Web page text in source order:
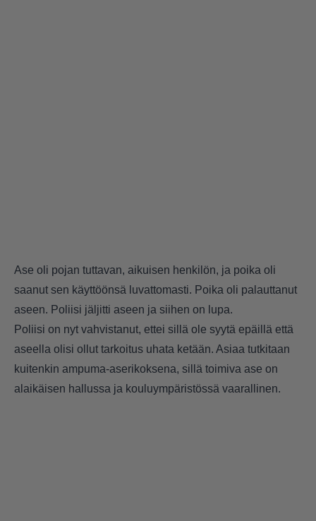
Ase oli pojan tuttavan, aikuisen henkilön, ja poika oli
saanut sen käyttöönsä luvattomasti. Poika oli palauttanut
aseen. Poliisi jäljitti aseen ja siihen on lupa.
Poliisi on nyt vahvistanut, ettei sillä ole syytä epäillä että
aseella olisi ollut tarkoitus uhata ketään. Asiaa tutkitaan
kuitenkin ampuma-aserikoksena, sillä toimiva ase on
alaikäisen hallussa ja kouluympäristössä vaarallinen.